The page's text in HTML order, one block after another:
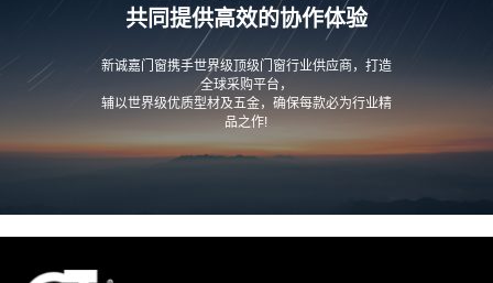
共同提供高效的协作体验
新诚嘉门窗携手世界级顶级门窗行业供应商，打造
全球采购平台，
辅以世界级优质型材及五金，确保每款必为行业精
品之作!